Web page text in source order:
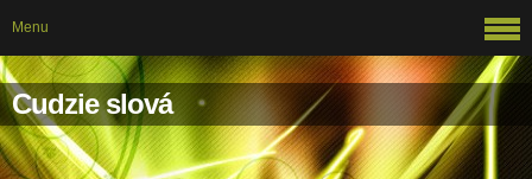
Cudzie slová
Menu